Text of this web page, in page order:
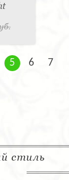
5 6 7
стиль